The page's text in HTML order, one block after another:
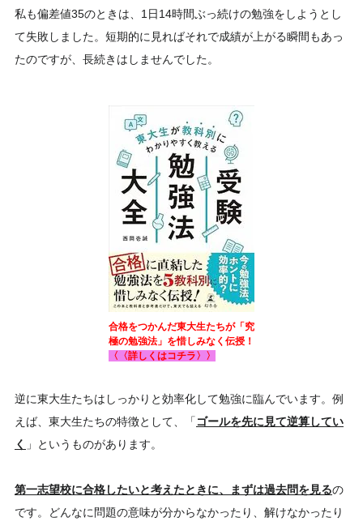
私も偏差値35のときは、1日14時間ぶっ続けの勉強をしようとし
て失敗しました。短期的に見ればそれで成績が上がる瞬間もあっ
たのですが、長続きはしませんでした。
合格をつかんだ東大生たちが「究
極の勉強法」を惜しみなく伝授！
〈〈詳しくはコチラ〉〉
逆に東大生たちはしっかりと効率化して勉強に臨んでいます。例
えば、東大生たちの特徴として、「 ゴールを先に見て逆算してい
く 」というものがあります。
第一志望校に合格したいと考えたときに、まずは過去問を見るの
です。どんなに問題の意味が分からなかったり、解けなかったり